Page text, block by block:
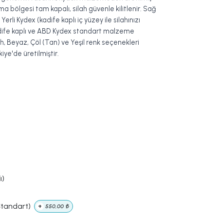
bölgesi tam kapalı, silah güvenle kilitlenir. Sağ
Kydex (kadife kaplı iç yüzey ile silahınızı
kaplı ve ABD Kydex standart malzeme
Beyaz, Çöl (Tan) ve Yeşil renk seçenekleri
üretilmiştir.
+ 550,00 ₺